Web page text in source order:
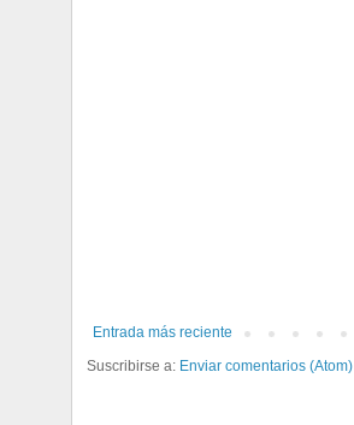
Entrada más reciente
Suscribirse a: Enviar comentarios (Atom)